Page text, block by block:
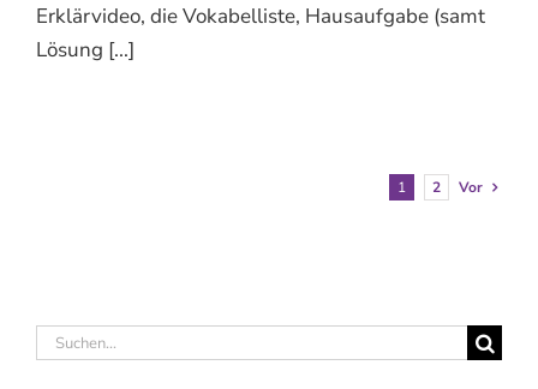
Erklärvideo, die Vokabelliste, Hausaufgabe (samt
Lösung [...]
1 2 Vor
Suche